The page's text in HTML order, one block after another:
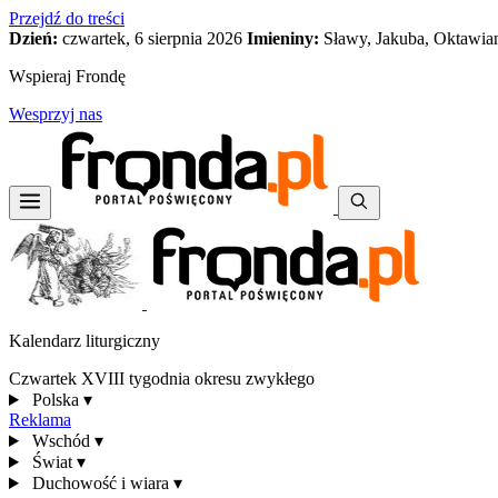
Przejdź do treści
Dzień: czwartek, 6 sierpnia 2026 Imieniny: Sławy, Jakuba,
Wspieraj Frondę
Wesprzyj nas
Kalendarz liturgiczny
Czwartek XVIII tygodnia okresu zwykłego
Polska ▾
Reklama
Wschód ▾
Świat ▾
Duchowość i wiara ▾